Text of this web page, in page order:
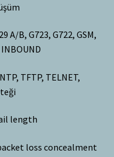
A/B, G723, G722, GSM,
INBOUND
TFTP, TELNET,
length
loss concealment